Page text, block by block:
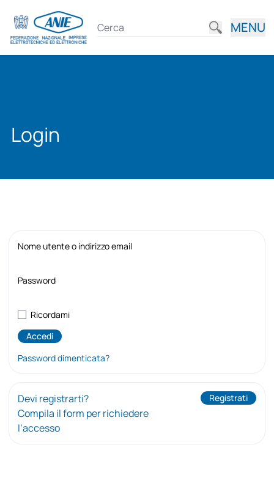
MENU
Login
Nome utente o indirizzo email
Password
Ricordami
Password dimenticata?
Devi registrarti?
Compila il form per richiedere
l’accesso
Registrati